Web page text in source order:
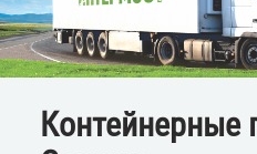
Контейнерные